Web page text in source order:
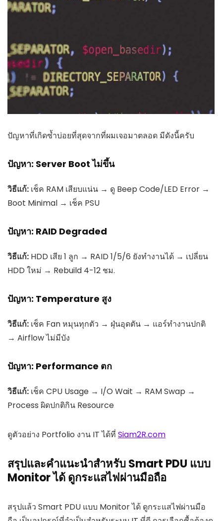
ปัญหาที่เกิดซ้ำบ่อยที่สุดจากที่ผมเจอมาตลอด มีดังนี้ครับ
ปัญหา: Server Boot ไม่ขึ้น
วิธีแก้: เช็ค RAM เสียบแน่น → ดู Beep Code/LED Error →
Boot Minimal → เช็ค PSU
ปัญหา: RAID Degraded
วิธีแก้: HDD เสีย 1 ลูก → RAID 1/5/6 ยังทำงานได้ → เปลี่ยน
HDD ใหม่ → Rebuild 4-12 ชม.
ปัญหา: Temperature สูง
วิธีแก้: เช็ค Fan หมุนทุกตัว → ฝุ่นอุดตัน → แอร์ทำงานปกติ
→ Airflow ไม่มีบัง
ปัญหา: Performance ตก
วิธีแก้: เช็ค CPU Usage → I/O Wait → RAM Swap →
Process ผิดปกติกิน Resource
ดูตัวอย่าง Portfolio งาน IT ได้ที่ Siam2R.com
สรุปและคำแนะนำสำหรับ Smart PDU แบบ
Monitor ได้ ดูกระแสไฟผ่านมือถือ
สรุปแล้ว Smart PDU แบบ Monitor ได้ ดูกระแสไฟผ่านมือ